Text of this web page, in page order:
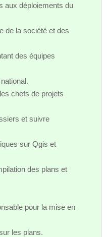
aux déploiements du
de la société et des
des équipes
chefs de projets
et suivre
sur Qgis et
des plans et
pour la mise en
les plans.